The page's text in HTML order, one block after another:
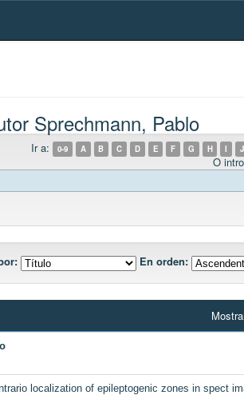
Sprechmann, Pablo
Ir a: 0-9 A B C D E F G H I J
O
En orden:
localization of epileptogenic zones in spect